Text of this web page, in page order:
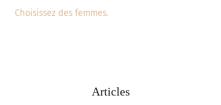
Choisissez des femmes.
Articles